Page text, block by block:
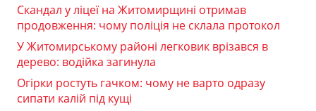
Скандал у ліцеї на Житомирщині отримав
продовження: чому поліція не склала протокол
У Житомирському районі легковик врізався в
дерево: водійка загинула
Огірки ростуть гачком: чому не варто одразу
сипати калій під кущі